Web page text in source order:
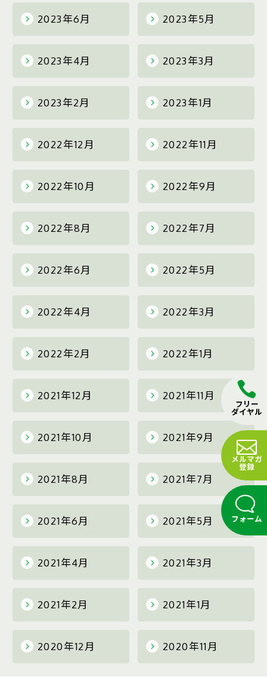
フリー
ダイヤル
メルマガ
登録
フォーム
2023年6月 2023年5月
2023年4月 2023年3月
2023年2月 2023年1月
2022年12月 2022年11月
2022年10月 2022年9月
2022年8月 2022年7月
2022年6月 2022年5月
2022年4月 2022年3月
2022年2月 2022年1月
2021年12月 2021年11月
2021年10月 2021年9月
2021年8月 2021年7月
2021年6月 2021年5月
2021年4月 2021年3月
2021年2月 2021年1月
2020年12月 2020年11月